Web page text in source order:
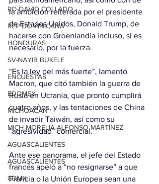
RD-DAVID COLLADO
REP DOMINICANA
HONDURAS
SV-NAYIB BUKELE
ENCUESTAS
EDOMEX
MICHOACÁN
MICH-MORELIA-ALFONSO MARTÍNEZ
AGUASCALIENTES
AGUASCALIENTES
CDMX
la ambición reiterada por el presidente
de Estados Unidos, Donald Trump, de
hacerse con Groenlandia incluso, si es
necesario, por la fuerza.
“Es la ley del más fuerte”, lamentó
Macron, que citó también la guerra de
Rusia en Ucrania, que pronto cumplirá
cuatro años, y las tentaciones de China
de invadir Taiwán, así como su
“agresividad” comercial.
Ante ese panorama, el jefe del Estado
francés apeló a “no resignarse” a que
Francia o la Unión Europea sean una